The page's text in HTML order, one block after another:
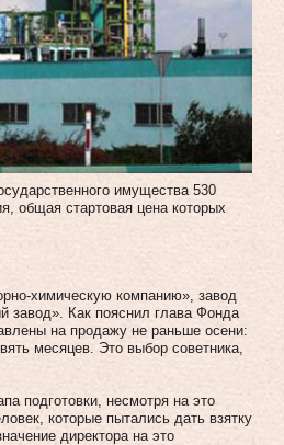
имущества 530
общая стартовая цена которых
химическую компанию», завод
завод». Как пояснил глава Фонда
на продажу не раньше осени:
месяцев. Это выбор советника,
подготовки, несмотря на это
которые пытались дать взятку
директора на это